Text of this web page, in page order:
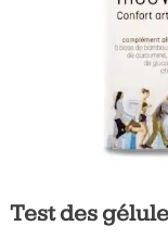
Test des